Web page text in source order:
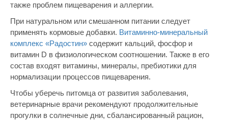
также проблем пищеварения и аллергии.
При натуральном или смешанном питании следует
применять кормовые добавки. Витаминно-минеральный
комплекс «Радостин» содержит кальций, фосфор и
витамин D в физиологическом соотношении. Также в его
состав входят витамины, минералы, пребиотики для
нормализации процессов пищеварения.
Чтобы уберечь питомца от развития заболевания,
ветеринарные врачи рекомендуют продолжительные
прогулки в солнечные дни, сбалансированный рацион,